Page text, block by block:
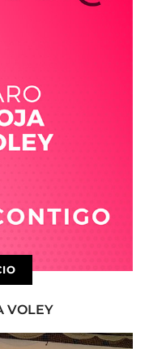
VOLEY